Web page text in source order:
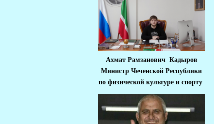
Ахмат Рамзанович Кадыров
Министр Чеченской Республики
по физической культуре и спорту